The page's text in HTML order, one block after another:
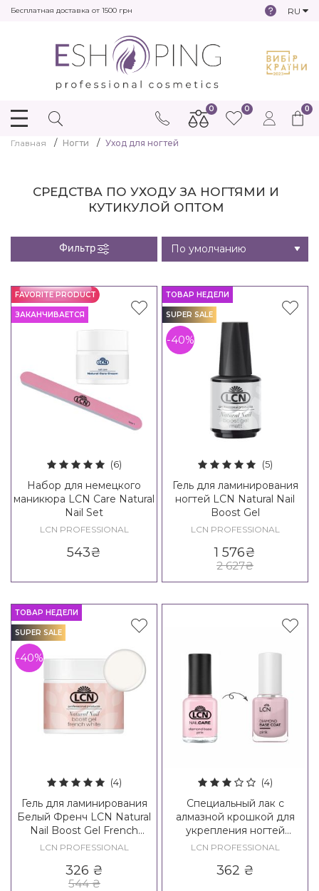
Бесплатная доставка от 1500 грн RU
0
0 0
Главная Ногти Уход для ногтей
СРЕДСТВА ПО УХОДУ ЗА НОГТЯМИ И
КУТИКУЛОЙ ОПТОМ
Фильтр
FAVORITE PRODUCT
ЗАКАНЧИВАЕТСЯ
(6)
Набор для немецкого
маникюра LCN Care Natural
Nail Set
LCN PROFESSIONAL
543₴
ТОВАР НЕДЕЛИ
SUPER SALE
-40%
(5)
Гель для ламинирования
ногтей LCN Natural Nail
Boost Gel
LCN PROFESSIONAL
1 576₴
2 627₴
ТОВАР НЕДЕЛИ
SUPER SALE
-40%
(4)
Гель для ламинирования
Белый Френч LCN Natural
Nail Boost Gel French
White
LCN PROFESSIONAL
326 ₴
544₴
(4)
Специальный лак с
алмазной крошкой для
укрепления ногтей
розовый LCN Diamond
LCN PROFESSIONAL
362 ₴